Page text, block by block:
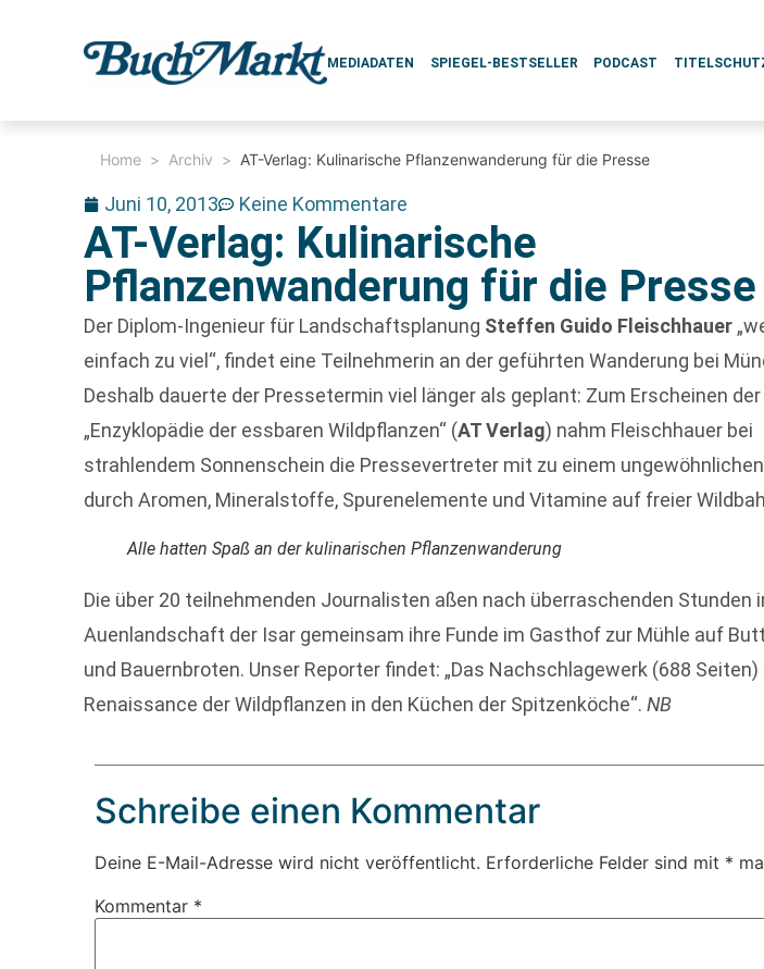
MEDIADATEN SPIEGEL-BESTSELLER PODCAST
Home > Archiv > AT-Verlag: Kulinarische Pflanzenwanderung für die Presse
Juni 10, 2013 Keine Kommentare
AT-Verlag: Kulinarische
Pflanzenwanderung für die Presse
Der Diplom-Ingenieur für Landschaftsplanung Steffen Guido Fleischhauer
einfach zu viel“, findet eine Teilnehmerin an der geführten Wanderung bei
Deshalb dauerte der Pressetermin viel länger als geplant: Zum Erscheinen der
„Enzyklopädie der essbaren Wildpflanzen“ (AT Verlag) nahm Fleischhauer bei
strahlendem Sonnenschein die Pressevertreter mit zu einem
durch Aromen, Mineralstoffe, Spurenelemente und Vitamine auf freier
Alle hatten Spaß an der kulinarischen Pflanzenwanderung
Die über 20 teilnehmenden Journalisten aßen nach überraschenden Stunden
Auenlandschaft der Isar gemeinsam ihre Funde im Gasthof zur Mühle auf
und Bauernbroten. Unser Reporter findet: „Das Nachschlagewerk (688
Renaissance der Wildpflanzen in den Küchen der Spitzenköche“.NB
Schreibe einen Kommentar
Deine E-Mail-Adresse wird nicht veröffentlicht. Erforderliche Felder sind mit *
Kommentar *